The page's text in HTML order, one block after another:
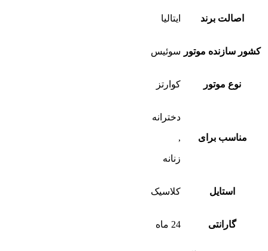
اصالت برند ایتالیا
کشور سازنده موتور سوئیس
نوع موتور کوارتز
مناسب برای
دخترانه
,
زنانه
استایل کلاسیک
گارانتی 24 ماه